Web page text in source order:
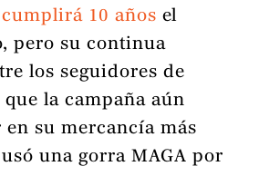
10 años el
pero su continua
los seguidores de
la campaña aún
su mercancía más
una gorra MAGA por